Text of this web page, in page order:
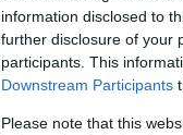
information disclosed to
further disclosure of your
participants. This
Downstream Participants
Please note that this